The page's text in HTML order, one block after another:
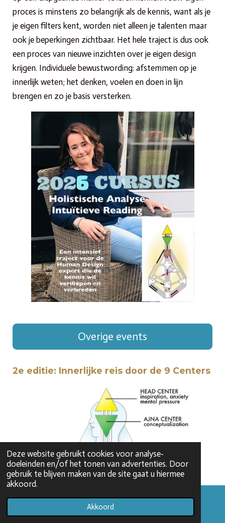
Deze website gebruikt cookies voor analyse-
doeleinden en/of het tonen van advertenties. Door
gebruik te blijven maken van de site gaat u hiermee
akkoord.
Akkoord
proces is minstens zo belangrijk als de kennis, want als je
je eigen filters kent, worden niet alleen je talenten maar
ook je beperkingen zichtbaar. Het hele traject is dus ook
een proces van nieuwe inzichten over je eigen design
krijgen. Individuele bewustwording: afstemmen op je
innerlijk weten; het denken, voelen en doen in lijn
brengen en zo je basis versterken.
Overige events
2e editie: Innerlijke reis door de 9 Centers
Facebook